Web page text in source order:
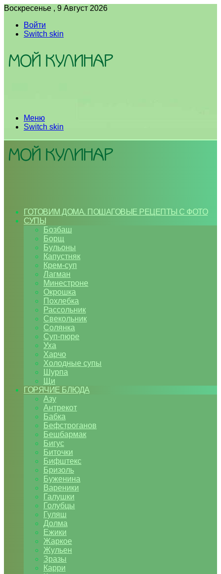
Воскресенье , 9 Август 2026
Войти
Switch skin
Меню
Switch skin
ГОТОВИМ ДОМА. ПОШАГОВЫЕ РЕЦЕПТЫ С ФОТО
СУПЫ
Бозбаш
Борщ
Бульоны
Капустняк
Крем-суп
Лагман
Минестроне
Окрошка
Похлебка
Рассольник
Свекольник
Солянка
Суп-пюре
Уха
Харчо
Холодные супы
Шурпа
Щи
ГОРЯЧИЕ БЛЮДА
Азу
Антрекот
Бабка
Бефстроганов
Бешбармак
Бигус
Биточки
Бифштекс
Бризоль
Буженина
Вареники
Галушки
Голубцы
Гуляш
Долма
Ежики
Жаркое
Жульен
Зразы
Карри